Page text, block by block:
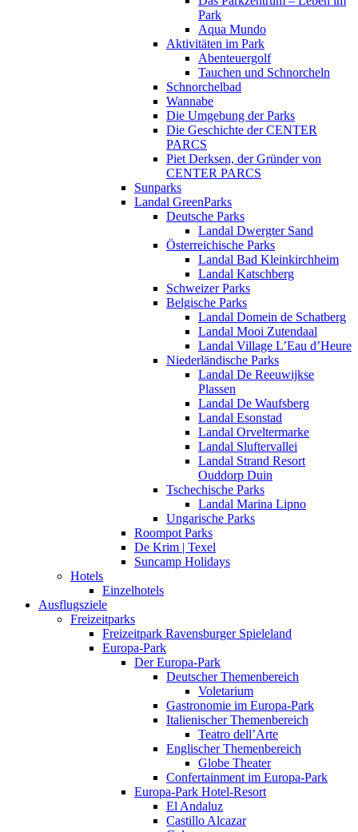
Park
Aqua Mundo
Aktivitäten im Park
Abenteuergolf
Tauchen und Schnorcheln
Schnorchelbad
Wannabe
Die Umgebung der Parks
Die Geschichte der CENTER
PARCS
Piet Derksen, der Gründer von
CENTER PARCS
Sunparks
Landal GreenParks
Deutsche Parks
Landal Dwergter Sand
Österreichische Parks
Landal Bad Kleinkirchheim
Landal Katschberg
Schweizer Parks
Belgische Parks
Landal Domein de Schatberg
Landal Mooi Zutendaal
Landal Village L’Eau d’Heure
Niederländische Parks
Landal De Reeuwijkse
Plassen
Landal De Waufsberg
Landal Esonstad
Landal Orveltermarke
Landal Sluftervallei
Landal Strand Resort
Ouddorp Duin
Tschechische Parks
Landal Marina Lipno
Ungarische Parks
Roompot Parks
De Krim | Texel
Suncamp Holidays
Hotels
Einzelhotels
Ausflugsziele
Freizeitparks
Freizeitpark Ravensburger Spieleland
Europa-Park
Der Europa-Park
Deutscher Themenbereich
Voletarium
Gastronomie im Europa-Park
Italienischer Themenbereich
Teatro dell’Arte
Englischer Themenbereich
Globe Theater
Confertainment im Europa-Park
Europa-Park Hotel-Resort
El Andaluz
Castillo Alcazar